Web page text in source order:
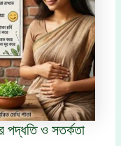
পদ্ধতি ও সতর্কতা